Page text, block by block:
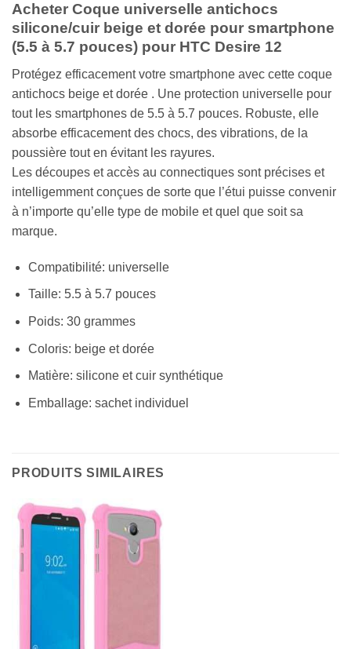
Acheter Coque universelle antichocs
silicone/cuir beige et dorée pour smartphone
(5.5 à 5.7 pouces) pour HTC Desire 12
Protégez efficacement votre smartphone avec cette coque
antichocs beige et dorée . Une protection universelle pour
tout les smartphones de 5.5 à 5.7 pouces. Robuste, elle
absorbe efficacement des chocs, des vibrations, de la
poussière tout en évitant les rayures.
Les découpes et accès au connectiques sont précises et
intelligemment conçues de sorte que l’étui puisse convenir
à n’importe qu’elle type de mobile et quel que soit sa
marque.
Compatibilité: universelle
Taille: 5.5 à 5.7 pouces
Poids: 30 grammes
Coloris: beige et dorée
Matière: silicone et cuir synthétique
Emballage: sachet individuel
PRODUITS SIMILAIRES